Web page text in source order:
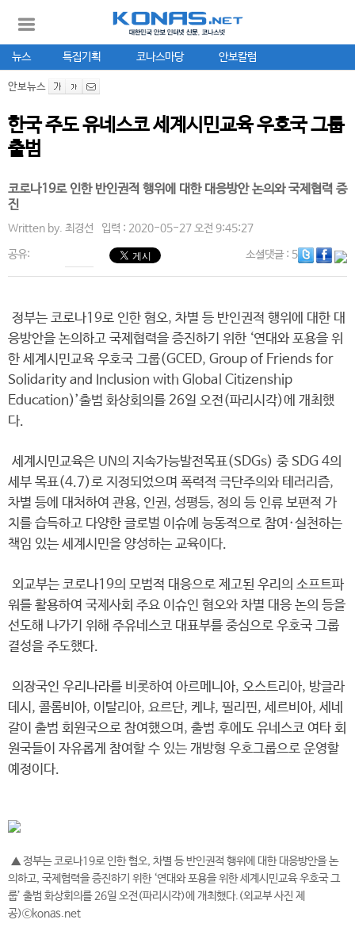
뉴스 특집기획 코나스마당 안보칼럼
안보뉴스
한국 주도 유네스코 세계시민교육 우호국 그룹
출범
코로나19로 인한 반인권적 행위에 대한 대응방안 논의와 국제협력 증
진
Written by. 최경선 입력 : 2020-05-27 오전 9:45:27
공유: 소셜댓글: 5
정부는 코로나19로 인한 혐오, 차별 등 반인권적 행위에 대한 대
응방안을 논의하고 국제협력을 증진하기 위한 ‘연대와 포용을 위
한 세계시민교육 우호국 그룹(GCED, Group of Friends for
Solidarity and Inclusion with Global Citizenship
Education)’출범 화상회의를 26일 오전(파리시각)에 개최했
다.
세계시민교육은 UN의 지속가능발전목표(SDGs) 중 SDG 4의
세부 목표(4.7)로 지정되었으며 폭력적 극단주의와 테러리즘,
차별 등에 대처하여 관용, 인권, 성평등, 정의 등 인류 보편적 가
치를 습득하고 다양한 글로벌 이슈에 능동적으로 참여·실천하는
책임 있는 세계시민을 양성하는 교육이다.
외교부는 코로나19의 모범적 대응으로 제고된 우리의 소프트파
워를 활용하여 국제사회 주요 이슈인 혐오와 차별 대응 논의 등을
선도해 나가기 위해 주유네스코 대표부를 중심으로 우호국 그룹
결성을 주도했다.
의장국인 우리나라를 비롯하여 아르메니아, 오스트리아, 방글라
데시, 콜롬비아, 이탈리아, 요르단, 케냐, 필리핀, 세르비아, 세네
갈이 출범 회원국으로 참여했으며, 출범 후에도 유네스코 여타 회
원국들이 자유롭게 참여할 수 있는 개방형 우호그룹으로 운영할
예정이다.
▲ 정부는 코로나19로 인한 혐오, 차별 등 반인권적 행위에 대한 대응방안을 논
의하고, 국제협력을 증진하기 위한 ‘연대와 포용을 위한 세계시민교육 우호국 그
룹’ 출범 화상회의를 26일 오전(파리시각)에 개최했다.(외교부 사진 제
공)ⓒkonas.net